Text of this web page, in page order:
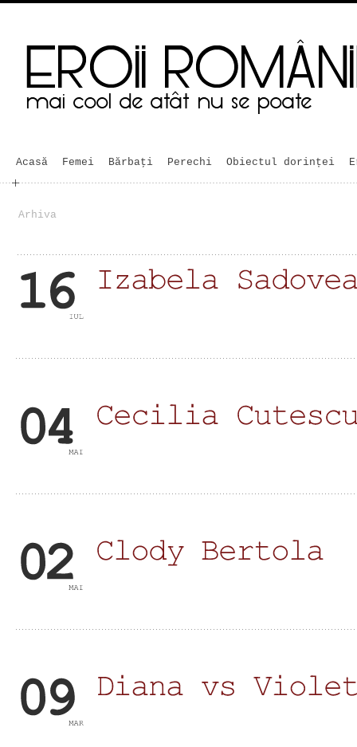
Acasă Femei Bărbaţi Perechi Obiectul dorinței
Arhiva